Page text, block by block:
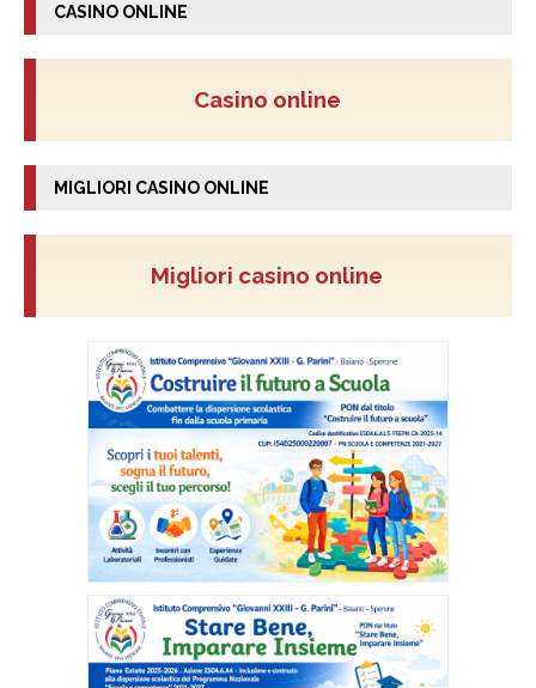
CASINO ONLINE
Casino online
MIGLIORI CASINO ONLINE
Migliori casino online